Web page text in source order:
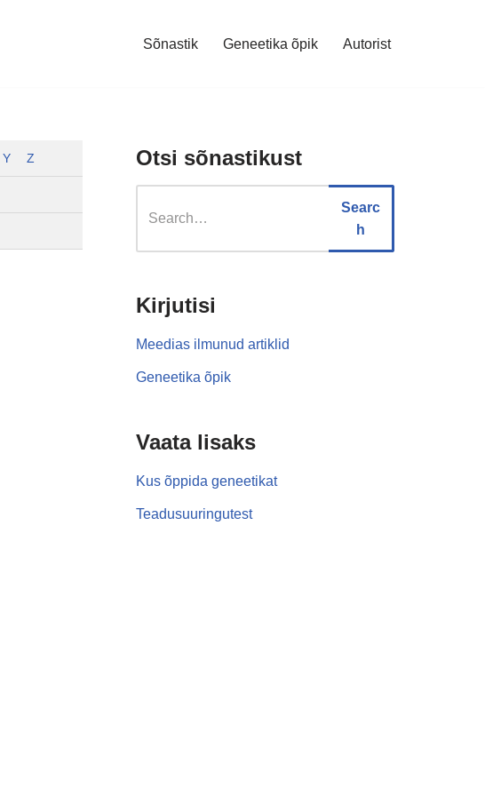
Sõnastik Geneetika õpik Autorist
Y Z Otsi sõnastikust
Searc
h
Kirjutisi
Meedias ilmunud artiklid
Geneetika õpik
Vaata lisaks
Kus õppida geneetikat
Teadusuuringutest